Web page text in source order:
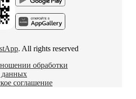
. All rights reserved
обработки
данных
соглашение